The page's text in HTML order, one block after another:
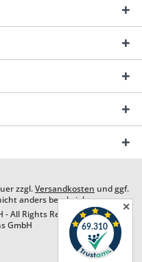
zzgl.Versandkosten und ggf.
anders beschrieben
All Rights Reserved. Design by
GmbH
✕